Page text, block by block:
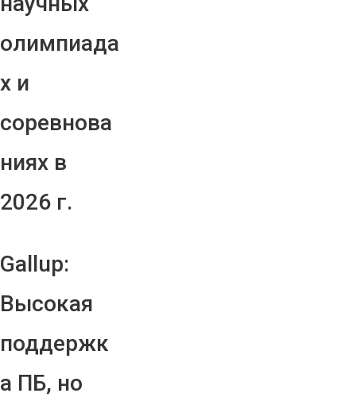
олимпиада
х и
соревнова
ниях в
2026 г.
Gallup:
Высокая
поддержк
а ПБ, но